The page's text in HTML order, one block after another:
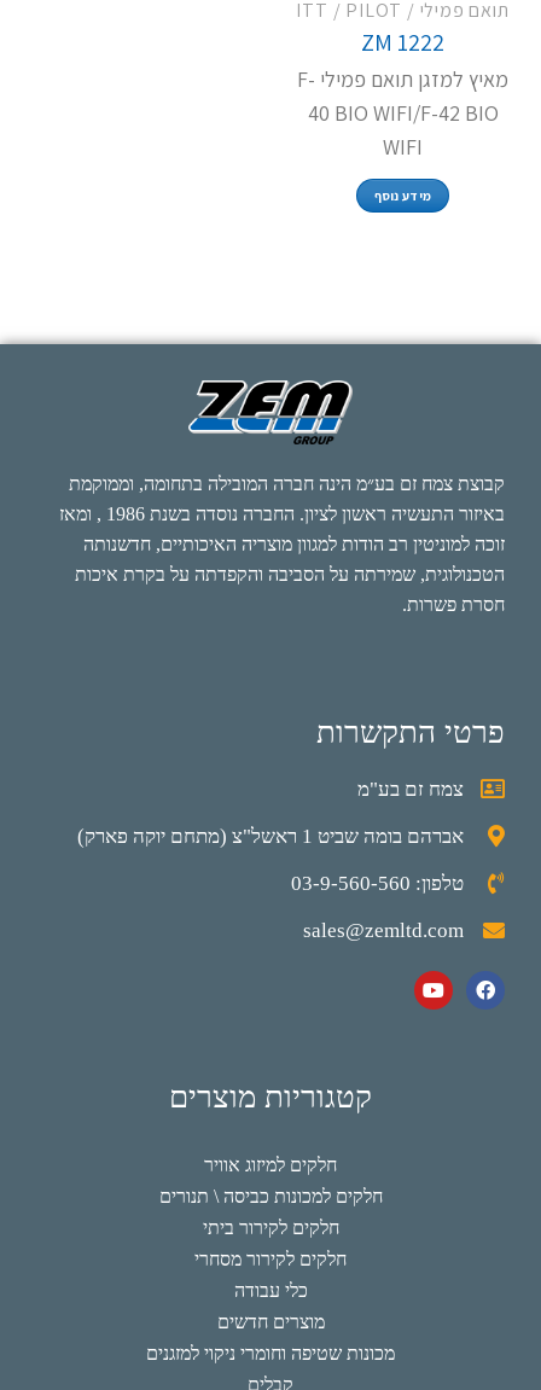
תואם פמילי / ITT / PILOT
ZM 1222
מאיץ למזגן תואם פמילי F-
40 BIO WIFI/F-42 BIO
WIFI
מידע נוסף
קבוצת צמח זם בע״מ הינה חברה המובילה בתחומה, וממוקמת
באיזור התעשיה ראשון לציון. החברה נוסדה בשנת 1986 , ומאז
זוכה למוניטין רב הודות למגוון מוצריה האיכותיים, חדשנותה
הטכנולוגית, שמירתה על הסביבה והקפדתה על בקרת איכות
חסרת פשרות.
פרטי התקשרות
צמח זם בע"מ
אברהם בומה שביט 1 ראשל"צ (מתחם יוקה פארק)
טלפון: 03-9-560-560
sales@zemltd.com
קטגוריות מוצרים
חלקים למיזוג אוויר
חלקים למכונות כביסה \ תנורים
חלקים לקירור ביתי
חלקים לקירור מסחרי
כלי עבודה
מוצרים חדשים
מכונות שטיפה וחומרי ניקוי למזגנים
קבלים